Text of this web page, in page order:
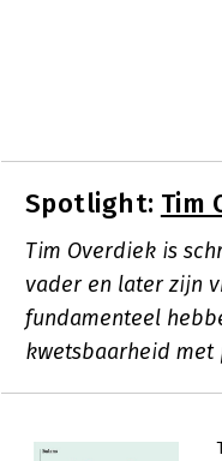
Spotlight: Tim
Tim Overdiek is
vader en later zijn
fundamenteel
kwetsbaarheid